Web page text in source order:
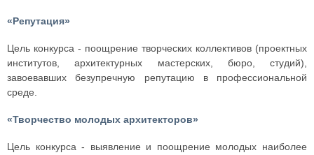
«Репутация»
Цель конкурса - поощрение творческих коллективов (проектных
институтов, архитектурных мастерских, бюро, студий),
завоевавших безупречную репутацию в профессиональной
среде.
«Творчество молодых архитекторов»
Цель конкурса - выявление и поощрение молодых наиболее